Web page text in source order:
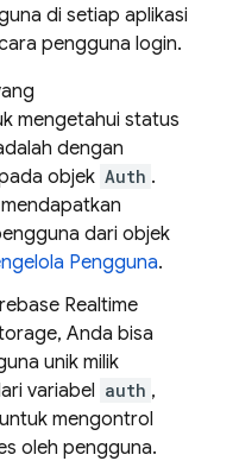
di setiap aplikasi
pengguna login.
mengetahui status
dengan
objek Auth .
dari objek
Pengguna.
Realtime
, Anda bisa
unik milik
variabel auth ,
mengontrol
oleh pengguna.